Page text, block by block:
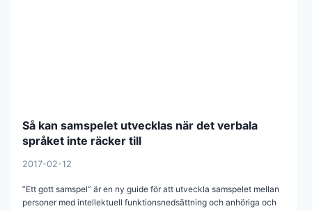
Så kan samspelet utvecklas när det verbala
språket inte räcker till
2017-02-12
”Ett gott samspel” är en ny guide för att utveckla samspelet mellan
personer med intellektuell funktionsnedsättning och anhöriga och